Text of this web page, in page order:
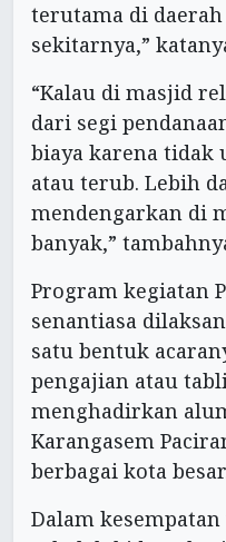
terutama di daerah
sekitarnya,”
“Kalau di masjid
dari segi
biaya karena tidak
atau terub. Lebih
mendengarkan di
banyak,”
Program kegiatan
senantiasa
satu bentuk
pengajian atau
menghadirkan
Karangasem
berbagai kota
Dalam